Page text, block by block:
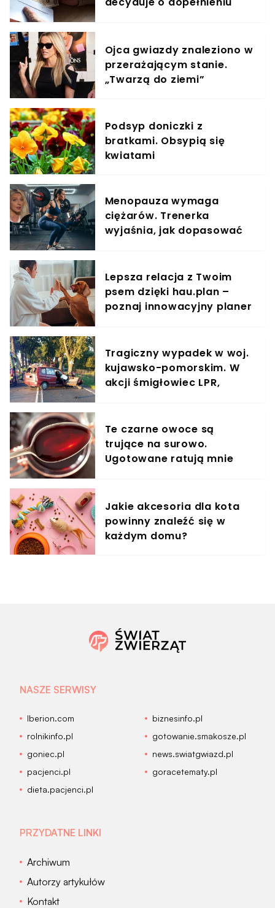
Ojca gwiazdy znaleziono w
przerażającym stanie.
„Twarzą do ziemi”
Podsyp doniczki z
bratkami. Obsypią się
kwiatami
Menopauza wymaga
ciężarów. Trenerka
wyjaśnia, jak dopasować
Lepsza relacja z Twoim
psem dzięki hau.plan –
poznaj innowacyjny planer
Tragiczny wypadek w woj.
kujawsko-pomorskim. W
akcji śmigłowiec LPR,
Te czarne owoce są
trujące na surowo.
Ugotowane ratują mnie
Jakie akcesoria dla kota
powinny znaleźć się w
każdym domu?
NASZE SERWISY
Iberion.com
biznesinfo.pl
rolnikinfo.pl
gotowanie.smakosze.pl
goniec.pl
news.swiatgwiazd.pl
pacjenci.pl
goracetematy.pl
dieta.pacjenci.pl
PRZYDATNE LINKI
Archiwum
Autorzy artykułów
Kontakt